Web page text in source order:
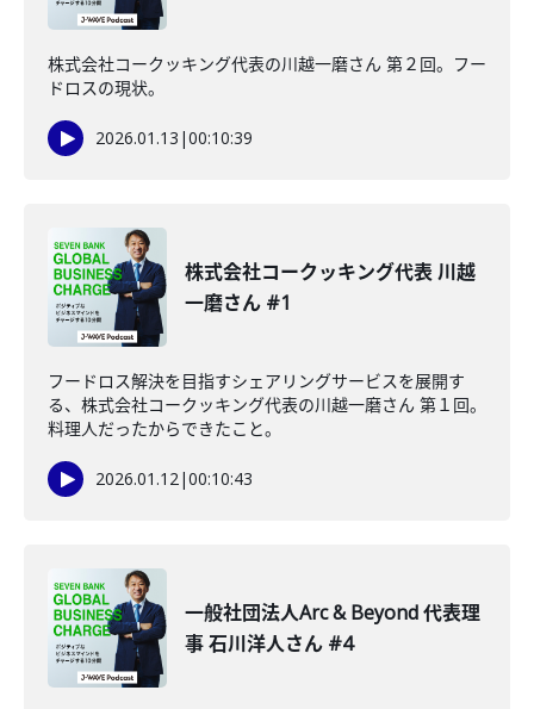
株式会社コークッキング代表の川越一磨さん 第２回。フー
ドロスの現状。
2026.01.13 |00:10:39
株式会社コークッキング代表 川越
一磨さん #1
フードロス解決を目指すシェアリングサービスを展開す
る、株式会社コークッキング代表の川越一磨さん 第１回。
料理人だったからできたこと。
2026.01.12|00:10:43
一般社団法人Arc & Beyond 代表理
事 石川洋人さん #4